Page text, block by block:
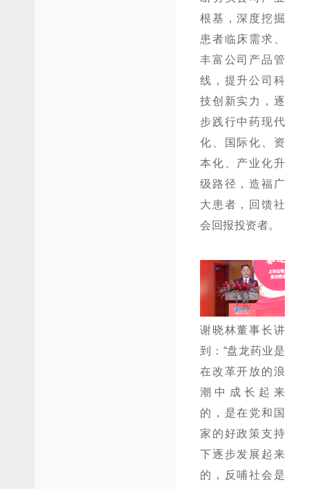
根基，深度挖掘
患者临床需求、
丰富公司产品管
线，提升公司科
技创新实力，逐
步践行中药现代
化、国际化、资
本化、产业化升
级路径，造福广
大患者，回馈社
会回报投资者。
谢晓林董事长讲
到：“盘龙药业是
在改革开放的浪
潮中成长起来
的，是在党和国
家的好政策支持
下逐步发展起来
的，反哺社会是